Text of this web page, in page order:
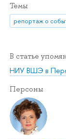
Темы
репортаж о
В статье
НИУ ВШЭ в
Персоны